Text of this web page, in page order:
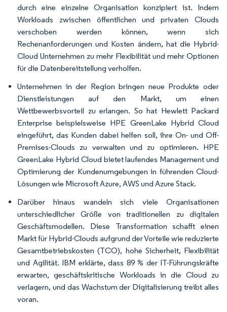
durch eine einzelne Organisation konzipiert ist. Indem
Workloads zwischen öffentlichen und privaten Clouds
verschoben werden können, wenn sich
Rechenanforderungen und Kosten ändern, hat die Hybrid-
Cloud Unternehmen zu mehr Flexibilität und mehr Optionen
für die Datenbereitstellung verholfen.
Unternehmen in der Region bringen neue Produkte oder
Dienstleistungen auf den Markt, um einen
Wettbewerbsvorteil zu erlangen. So hat Hewlett Packard
Enterprise beispielsweise HPE GreenLake Hybrid Cloud
eingeführt, das Kunden dabei helfen soll, ihre On- und Off-
Premises-Clouds zu verwalten und zu optimieren. HPE
GreenLake Hybrid Cloud bietet laufendes Management und
Optimierung der Kundenumgebungen in führenden Cloud-
Lösungen wie Microsoft Azure, AWS und Azure Stack.
Darüber hinaus wandeln sich viele Organisationen
unterschiedlicher Größe von traditionellen zu digitalen
Geschäftsmodellen. Diese Transformation schafft einen
Markt für Hybrid-Clouds aufgrund der Vorteile wie reduzierte
Gesamtbetriebskosten (TCO), hohe Sicherheit, Flexibilität
und Agilität. IBM erklärte, dass 89 % der IT-Führungskräfte
erwarten, geschäftskritische Workloads in die Cloud zu
verlagern, und das Wachstum der Digitalisierung treibt alles
voran.